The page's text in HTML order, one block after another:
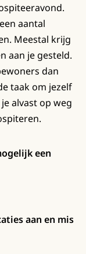
aantal
Meestal krijg
aan je gesteld.
dan
taak om jezelf
alvast op weg
een
aan en mis